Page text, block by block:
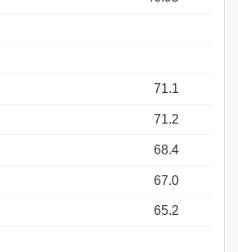
71.1
71.2
68.4
67.0
65.2